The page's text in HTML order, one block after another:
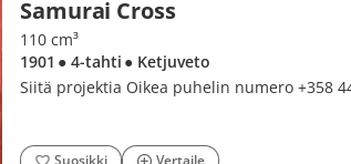
Samurai Cross
110 cm³
1901 ● 4-tahti ● Ketjuveto
Siitä projektia Oikea puhelin numero +358
Suosikki Vertaile